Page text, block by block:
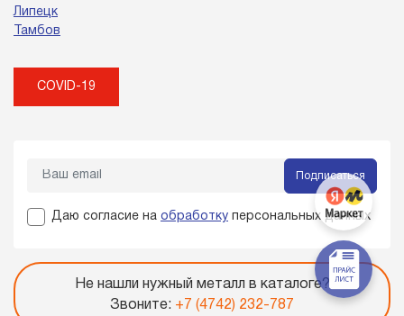
Липецк
Тамбов
COVID-19
Подписаться
Даю согласие на обработку персональных данных
Не нашли нужный металл в каталоге?
Звоните: +7 (4742) 232-787